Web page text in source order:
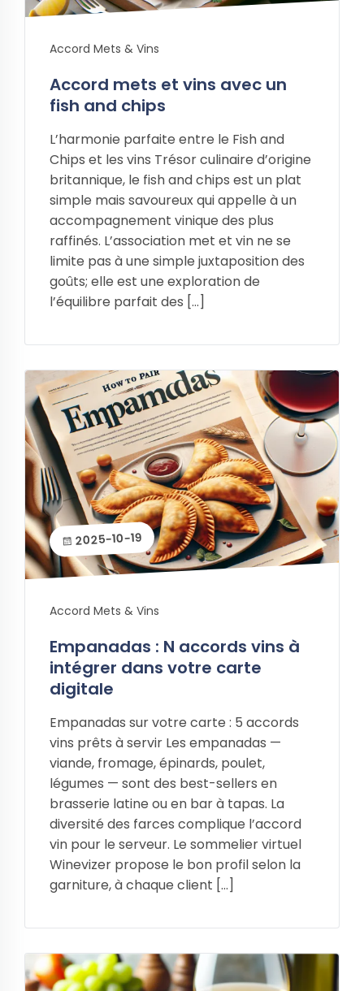
Accord Mets & Vins
Accord mets et vins avec un
fish and chips
L’harmonie parfaite entre le Fish and
Chips et les vins Trésor culinaire d’origine
britannique, le fish and chips est un plat
simple mais savoureux qui appelle à un
accompagnement vinique des plus
raffinés. L’association met et vin ne se
limite pas à une simple juxtaposition des
goûts; elle est une exploration de
l’équilibre parfait des […]
2025-10-19
Accord Mets & Vins
Empanadas : N accords vins à
intégrer dans votre carte
digitale
Empanadas sur votre carte : 5 accords
vins prêts à servir Les empanadas —
viande, fromage, épinards, poulet,
légumes — sont des best-sellers en
brasserie latine ou en bar à tapas. La
diversité des farces complique l’accord
vin pour le serveur. Le sommelier virtuel
Winevizer propose le bon profil selon la
garniture, à chaque client […]